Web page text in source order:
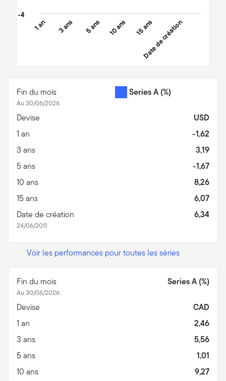
1 an 3 ans 5 ans 10 ans 15 ans
Date de création
-4
Fin du mois
Au 30/06/2026
Series A (%)
Devise
USD
1 an
-1,62
3 ans
3,19
5 ans
-1,67
10 ans
8,26
15 ans
6,07
Date de création
24/06/2011
6,34
Voir les performances pour toutes les séries
Fin du mois
Au 30/06/2026
Series A (%)
Devise
CAD
1 an
2,46
3 ans
5,56
5 ans
1,01
10 ans
9,27